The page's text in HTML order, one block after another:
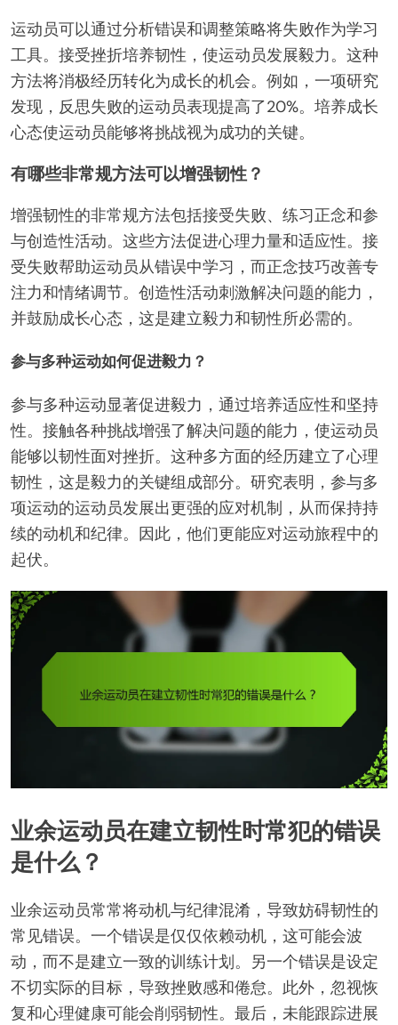
运动员可以通过分析错误和调整策略将失败作为学习
工具。接受挫折培养韧性，使运动员发展毅力。这种
方法将消极经历转化为成长的机会。例如，一项研究
发现，反思失败的运动员表现提高了20%。培养成长
心态使运动员能够将挑战视为成功的关键。
有哪些非常规方法可以增强韧性？
增强韧性的非常规方法包括接受失败、练习正念和参
与创造性活动。这些方法促进心理力量和适应性。接
受失败帮助运动员从错误中学习，而正念技巧改善专
注力和情绪调节。创造性活动刺激解决问题的能力，
并鼓励成长心态，这是建立毅力和韧性所必需的。
参与多种运动如何促进毅力？
参与多种运动显著促进毅力，通过培养适应性和坚持
性。接触各种挑战增强了解决问题的能力，使运动员
能够以韧性面对挫折。这种多方面的经历建立了心理
韧性，这是毅力的关键组成部分。研究表明，参与多
项运动的运动员发展出更强的应对机制，从而保持持
续的动机和纪律。因此，他们更能应对运动旅程中的
起伏。
业余运动员在建立韧性时常犯的错误
是什么？
业余运动员常常将动机与纪律混淆，导致妨碍韧性的
常见错误。一个错误是仅仅依赖动机，这可能会波
动，而不是建立一致的训练计划。另一个错误是设定
不切实际的目标，导致挫败感和倦怠。此外，忽视恢
复和心理健康可能会削弱韧性。最后，未能跟踪进展